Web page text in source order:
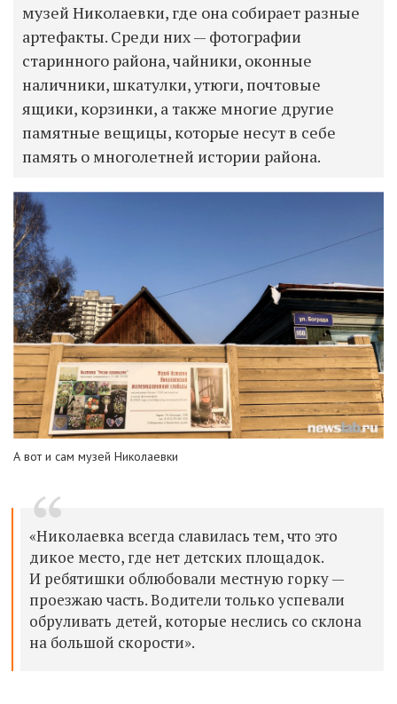
музей Николаевки, где она собирает разные
артефакты. Среди них — фотографии
старинного района, чайники, оконные
наличники, шкатулки, утюги, почтовые
ящики, корзинки, а также многие другие
памятные вещицы, которые несут в себе
память о многолетней истории района.
А вот и сам музей Николаевки
«Николаевка всегда славилась тем, что это
дикое место, где нет детских площадок.
И ребятишки облюбовали местную горку —
проезжаю часть. Водители только успевали
обруливать детей, которые неслись со склона
на большой скорости».